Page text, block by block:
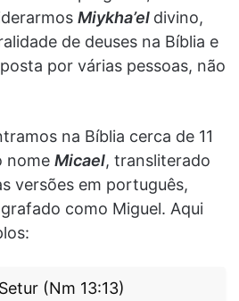
Miykha’el divino,
de deuses na Bíblia e
por várias pessoas, não
na Bíblia cerca de 11
nome Micael, transliterado
versões em português,
como Miguel. Aqui
(Nm 13:13)